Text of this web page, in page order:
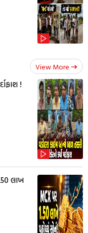
View More
!
લાખ